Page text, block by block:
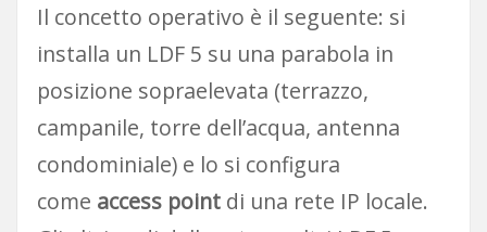
Il concetto operativo è il seguente: si
installa un LDF 5 su una parabola in
posizione sopraelevata (terrazzo,
campanile, torre dell’acqua, antenna
condominiale) e lo si configura
come access pointdi una rete IP locale.